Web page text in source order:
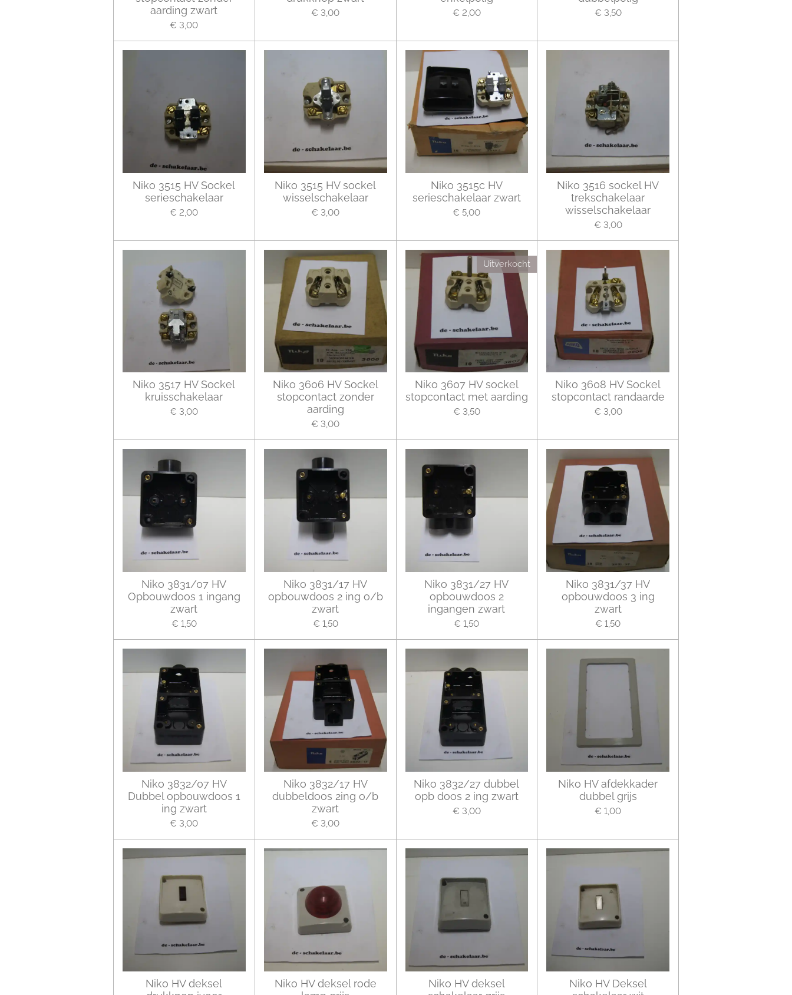
aarding zwart
€ 3,00
€ 3,00 € 2,00 € 3,50
Niko 3515 HV Sockel
serieschakelaar
€ 2,00
Niko 3515 HV sockel
wisselschakelaar
€ 3,00
Niko 3515c HV
serieschakelaar zwart
€ 5,00
Niko 3516 sockel HV
trekschakelaar
wisselschakelaar
€ 3,00
Niko 3517 HV Sockel
kruisschakelaar
€ 3,00
Niko 3606 HV Sockel
stopcontact zonder
aarding
€ 3,00
Uitverkocht
Niko 3607 HV sockel
stopcontact met aarding
€ 3,50
Niko 3608 HV Sockel
stopcontact randaarde
€ 3,00
Niko 3831/07 HV
Opbouwdoos 1 ingang
zwart
€ 1,50
Niko 3831/17 HV
opbouwdoos 2 ing o/b
zwart
€ 1,50
Niko 3831/27 HV
opbouwdoos 2
ingangen zwart
€ 1,50
Niko 3831/37 HV
opbouwdoos 3 ing
zwart
€ 1,50
Niko 3832/07 HV
Dubbel opbouwdoos 1
ing zwart
€ 3,00
Niko 3832/17 HV
dubbeldoos 2ing o/b
zwart
€ 3,00
Niko 3832/27 dubbel
opb doos 2 ing zwart
€ 3,00
Niko HV afdekkader
dubbel grijs
€ 1,00
Niko HV deksel
Niko HV deksel rode
Niko HV deksel
Niko HV Deksel